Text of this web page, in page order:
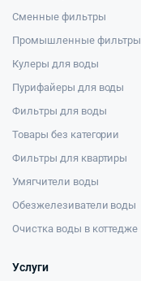
Сменные фильтры
Промышленные фильтры
Кулеры для воды
Пурифайеры для воды
Фильтры для воды
Товары без категории
Фильтры для квартиры
Умягчители воды
Обезжелезиватели воды
Очистка воды в коттедже
Услуги